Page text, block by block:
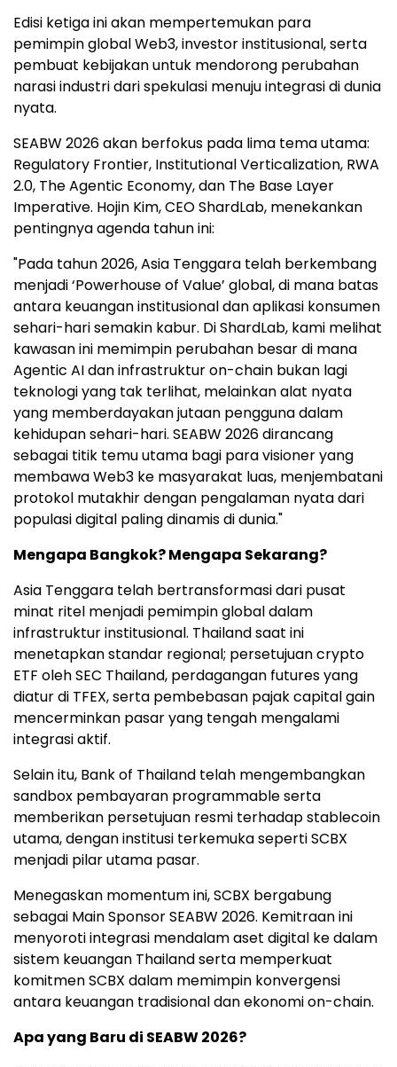
Edisi ketiga ini akan mempertemukan para
pemimpin global Web3, investor institusional, serta
pembuat kebijakan untuk mendorong perubahan
narasi industri dari spekulasi menuju integrasi di dunia
nyata.
SEABW 2026 akan berfokus pada lima tema utama:
Regulatory Frontier, Institutional Verticalization, RWA
2.0, The Agentic Economy, dan The Base Layer
Imperative. Hojin Kim, CEO ShardLab, menekankan
pentingnya agenda tahun ini:
"Pada tahun 2026, Asia Tenggara telah berkembang
menjadi ‘Powerhouse of Value’ global, di mana batas
antara keuangan institusional dan aplikasi konsumen
sehari-hari semakin kabur. Di ShardLab, kami melihat
kawasan ini memimpin perubahan besar di mana
Agentic AI dan infrastruktur on-chain bukan lagi
teknologi yang tak terlihat, melainkan alat nyata
yang memberdayakan jutaan pengguna dalam
kehidupan sehari-hari. SEABW 2026 dirancang
sebagai titik temu utama bagi para visioner yang
membawa Web3 ke masyarakat luas, menjembatani
protokol mutakhir dengan pengalaman nyata dari
populasi digital paling dinamis di dunia."
Mengapa Bangkok? Mengapa Sekarang?
Asia Tenggara telah bertransformasi dari pusat
minat ritel menjadi pemimpin global dalam
infrastruktur institusional. Thailand saat ini
menetapkan standar regional; persetujuan crypto
ETF oleh SEC Thailand, perdagangan futures yang
diatur di TFEX, serta pembebasan pajak capital gain
mencerminkan pasar yang tengah mengalami
integrasi aktif.
Selain itu, Bank of Thailand telah mengembangkan
sandbox pembayaran programmable serta
memberikan persetujuan resmi terhadap stablecoin
utama, dengan institusi terkemuka seperti SCBX
menjadi pilar utama pasar.
Menegaskan momentum ini, SCBX bergabung
sebagai Main Sponsor SEABW 2026. Kemitraan ini
menyoroti integrasi mendalam aset digital ke dalam
sistem keuangan Thailand serta memperkuat
komitmen SCBX dalam memimpin konvergensi
antara keuangan tradisional dan ekonomi on-chain.
Apa yang Baru di SEABW 2026?